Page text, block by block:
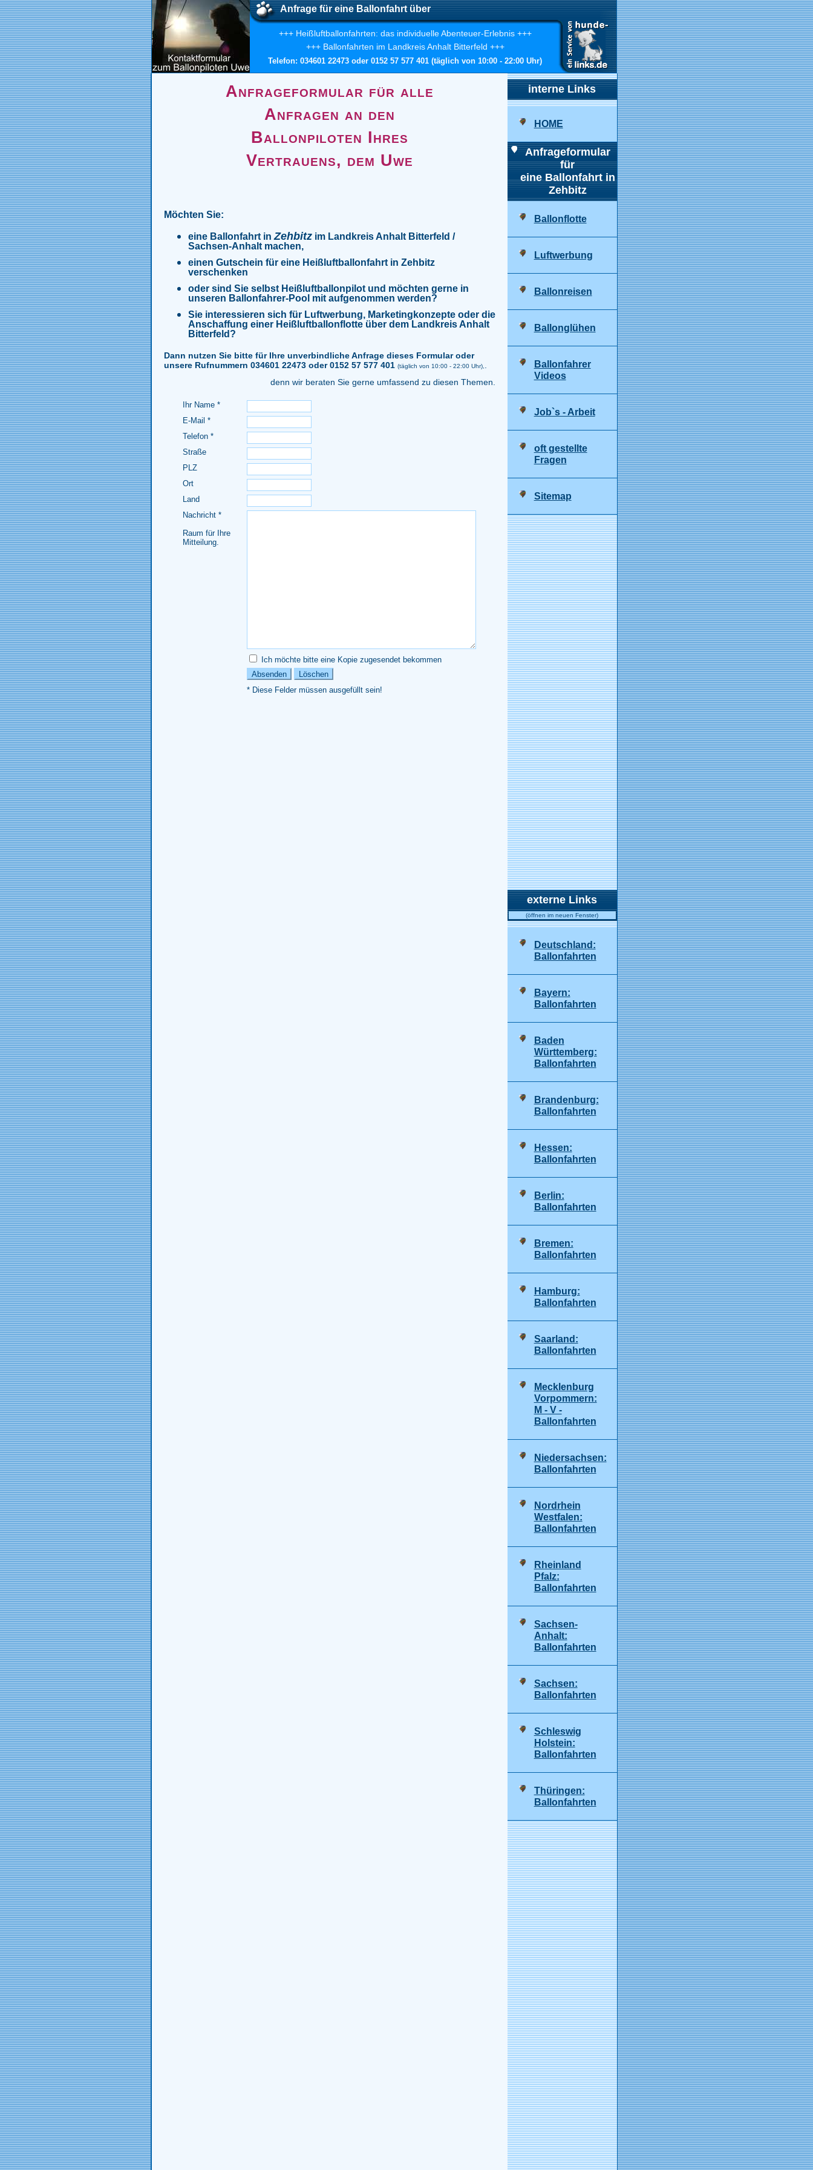
Anfrage für eine Ballonfahrt über
+++ Heißluftballonfahrten: das individuelle Abenteuer-Erlebnis +++
+++ Ballonfahrten im Landkreis Anhalt Bitterfeld +++
Telefon: 034601 22473 oder 0152 57 577 401 (täglich von 10:00 - 22:00 Uhr)
Anfrageformular für alle
Anfragen an den
Ballonpiloten Ihres
Vertrauens, dem Uwe
Möchten Sie:
eine Ballonfahrt inZehbitzim Landkreis Anhalt Bitterfeld /
Sachsen-Anhalt machen,
einen Gutschein für eine Heißluftballonfahrt in Zehbitz
verschenken
oder sind Sie selbst Heißluftballonpilot und möchten gerne in
unseren Ballonfahrer-Pool mit aufgenommen werden?
Sie interessieren sich für Luftwerbung, Marketingkonzepte oder die
Anschaffung einer Heißluftballonflotte über dem Landkreis Anhalt
Bitterfeld?
Dann nutzen Sie bitte für Ihre unverbindliche Anfrage dieses Formular oder
unsere Rufnummern 034601 22473 oder 0152 57 577 401 (täglich von 10:00 - 22:00 Uhr),.
denn wir beraten Sie gerne umfassend zu diesen Themen.
Ihr Name *
E-Mail *
Telefon *
Straße
PLZ
Ort
Land
Nachricht *
Raum für Ihre
Mitteilung.
Ich möchte bitte eine Kopie zugesendet bekommen
* Diese Felder müssen ausgefüllt sein!
interne Links
HOME
Anfrageformular
für
eine Ballonfahrt in
Zehbitz
Ballonflotte
Luftwerbung
Ballonreisen
Ballonglühen
Ballonfahrer
Videos
Job`s - Arbeit
oft gestellte
Fragen
Sitemap
externe Links
(öffnen im neuen Fenster)
Deutschland:
Ballonfahrten
Bayern:
Ballonfahrten
Baden
Württemberg:
Ballonfahrten
Brandenburg:
Ballonfahrten
Hessen:
Ballonfahrten
Berlin:
Ballonfahrten
Bremen:
Ballonfahrten
Hamburg:
Ballonfahrten
Saarland:
Ballonfahrten
Mecklenburg
Vorpommern:
M - V -
Ballonfahrten
Niedersachsen:
Ballonfahrten
Nordrhein
Westfalen:
Ballonfahrten
Rheinland
Pfalz:
Ballonfahrten
Sachsen-
Anhalt:
Ballonfahrten
Sachsen:
Ballonfahrten
Schleswig
Holstein:
Ballonfahrten
Thüringen:
Ballonfahrten